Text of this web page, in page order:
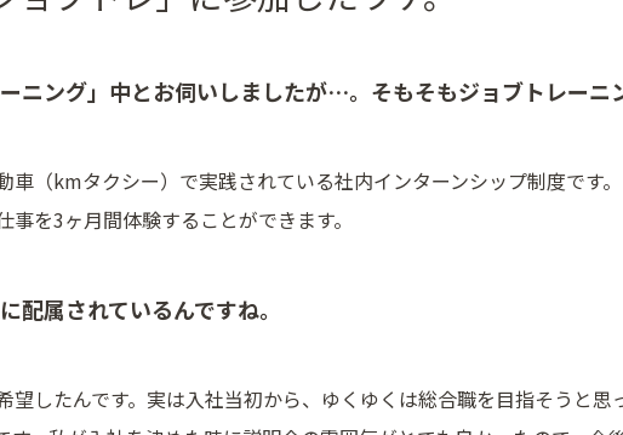
ニング」中とお伺いしましたが…。そもそもジョブトレーニ
車（kmタクシー）で実践されている社内インターンシップ制度です
を3ヶ月間体験することができます。
配属されているんですね。
望したんです。実は入社当初から、ゆくゆくは総合職を目指そうと